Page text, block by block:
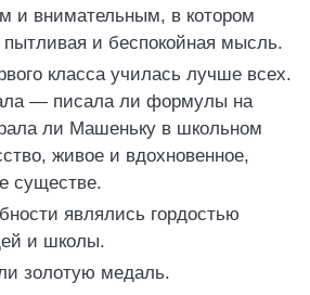
и внимательным, в котором
пытливая и беспокойная мысль.
класса училась лучше всех.
— писала ли формулы на
ли Машеньку в школьном
живое и вдохновенное,
существе.
являлись гордостью
и школы.
золотую медаль.